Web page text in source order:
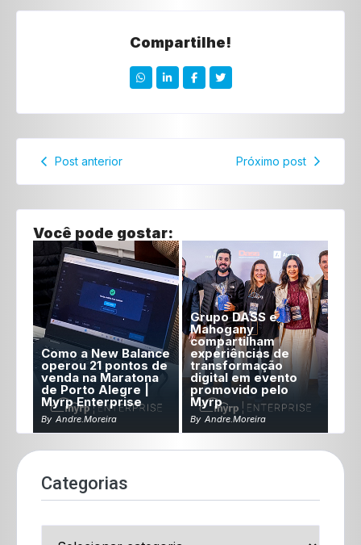
Compartilhe!
Post anterior Próximo post
Você pode gostar:
Como a New Balance
operou 21 pontos de
venda na Maratona
de Porto Alegre |
Myrp Enterprise
By Andre.moreira
Grupo DASS e
Mahogany
compartilham
experiências de
transformação
digital em evento
promovido pelo
Myrp
By Andre.moreira
Categorias